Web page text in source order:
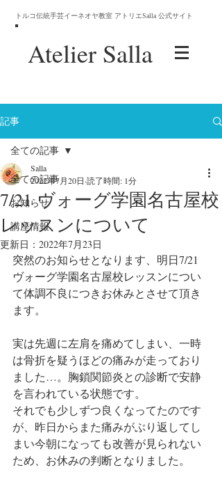
トルコ伝統手芸イーネオヤ教室 アトリエSalla 公式サイト
Atelier Salla
記事
全ての記事
お知らせ
講座情報
全ての記事
7/21 ヴォーグ学園名古屋校
レッスンについて
Salla
2022年7月20日 読了時間: 1分
更新日： 2022年7月23日
突然のお知らせとなります、明日7/21
ヴォーグ学園名古屋校レッスンについ
て体調不良につきお休みとさせて頂き
ます。
実は先週に左肩を痛めてしまい、一時
は骨折を疑うほどの痛みが走っており
ました…。胸鎖関節炎との診断で安静
を言われている状態です。
それでも少しずつ良くなってたのです
が、昨日からまた痛みがぶり返してし
まい今朝になっても改善が見られない
ため、お休みの判断となりました。